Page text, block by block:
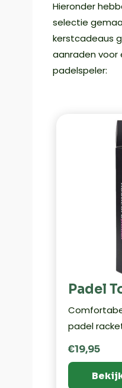
Hieronder
selectie
kerstcadeaus
aanraden voor
padelspeler:
Padel
padel
€19,95